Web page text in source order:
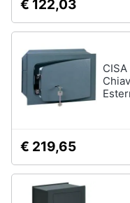
Abbigliamento
Sport
Animali
Libri,
cd
€ 122,03
€ 219,65